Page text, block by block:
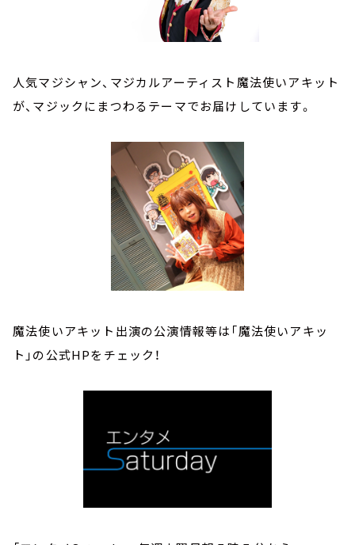
人気マジシャン、マジカルアーティスト魔法使いアキット
が、マジックにまつわるテーマでお届けしています。
魔法使いアキット出演の公演情報等は「魔法使いアキッ
ト」の公式HPをチェック！